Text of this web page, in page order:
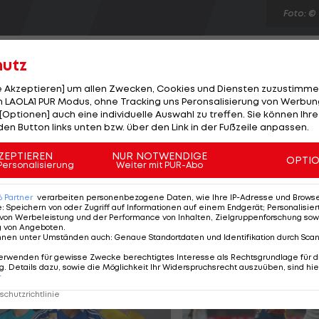
Foto: ©
seinen zweiten Saisonsieg in der deutschen
Regenfällen vor dem Schweden Tom Blomqvist
späten Unfalls hinter dem Safety Car. Lucas Auer
Ergebnis. In der Gesamtwertung klettert
Dritter. In Führung bleibt der Schwede Jimmy
Akzeptieren] um allen Zwecken, Cookies und Diensten
PUR Modus, ohne Tracking uns Peronsalisierung von
auch eine individuelle Auswahl zu treffen. Sie können
Button links unten bzw. über den Link in der Fußzeile anpassen.
NUR NOTWENDIGE
Weiter mit PUR-Abo
Partner verarbeiten personenbezogene Daten, wie Ihre IP-Adresse und
: Speichern von oder Zugriff auf Informationen auf einem Endgerät;
Werbeleistung und der Performance von Inhalten, Zielgruppenforschung
von Angeboten
unter Umständen auch: Genaue Standortdaten und Identifikation durch
für gewisse Zwecke berechtigtes Interesse als Rechtsgrundlage für
Details dazu, sowie die Möglichkeit Ihr Widerspruchsrecht auszuüben, sind